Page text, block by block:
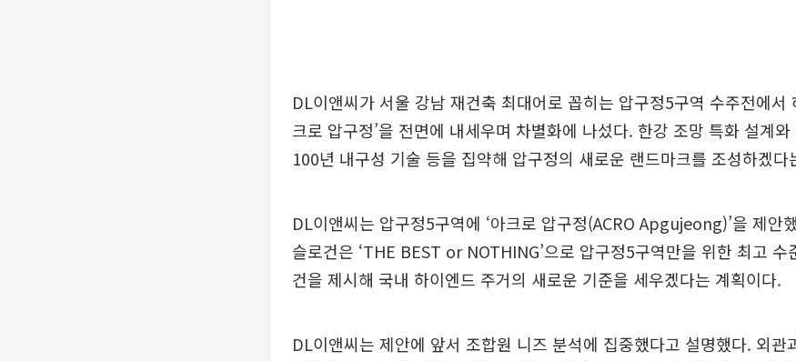
DL이앤씨가 서울 강남 재건축 최대어로 꼽히는 압구정5구역 수주전에서
크로 압구정’을 전면에 내세우며 차별화에 나섰다. 한강 조망 특화 설계
100년 내구성 기술 등을 집약해 압구정의 새로운 랜드마크를 조성하겠다
DL이앤씨는 압구정5구역에 ‘아크로 압구정(ACRO Apgujeong)’을 제안
슬로건은 ‘THE BEST or NOTHING’으로 압구정5구역만을 위한 최고 수
건을 제시해 국내 하이엔드 주거의 새로운 기준을 세우겠다는 계획이다.
DL이앤씨는 제안에 앞서 조합원 니즈 분석에 집중했다고 설명했다. 외관